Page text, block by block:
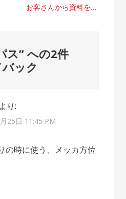
お客さんから資料を受け取るときの基本技術
ス” への2件
ック
より:
25日 11:45 PM
の時に使う、メッカ方位